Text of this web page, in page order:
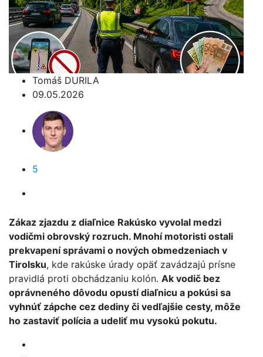
Tomáš DURILA
09.05.2026
5
Zákaz zjazdu z diaľnice Rakúsko vyvolal medzi
vodičmi obrovský rozruch. Mnohí motoristi ostali
prekvapení správami o nových obmedzeniach v
Tirolsku, kde rakúske úrady opäť zavádzajú prísne
pravidlá proti obchádzaniu kolón. Ak vodič bez
oprávneného dôvodu opustí diaľnicu a pokúsi sa
vyhnúť zápche cez dediny či vedľajšie cesty, môže
ho zastaviť polícia a udeliť mu vysokú pokutu.